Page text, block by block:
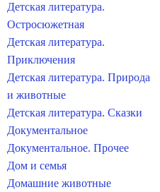
Детская литература.
Остросюжетная
Детская литература.
Приключения
Детская литература. Природа
и животные
Детская литература. Сказки
Документальное
Документальное. Прочее
Дом и семья
Домашние животные